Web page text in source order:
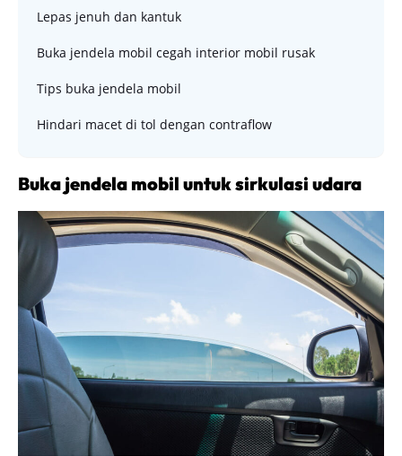
Lepas jenuh dan kantuk
Buka jendela mobil cegah interior mobil rusak
Tips buka jendela mobil
Hindari macet di tol dengan contraflow
Buka jendela mobil untuk sirkulasi udara